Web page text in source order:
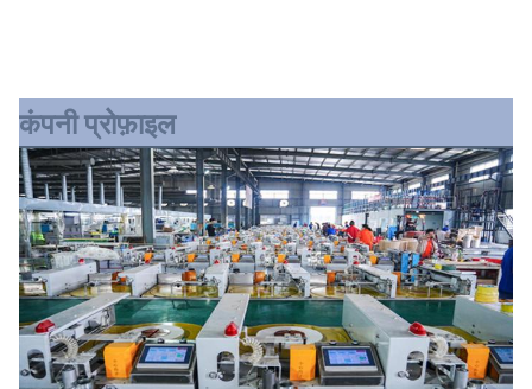
कंपनी प्रोफ़ाइल